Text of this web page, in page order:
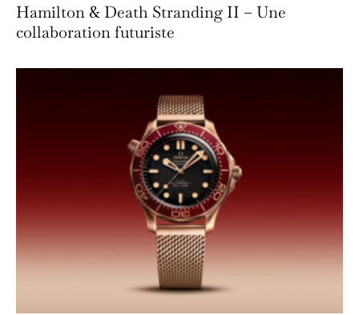
Hamilton & Death Stranding II – Une
collaboration futuriste